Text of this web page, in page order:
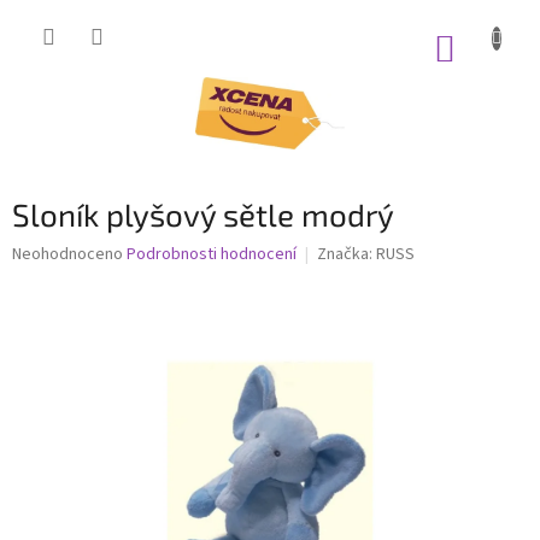
Sloník plyšový sětle modrý
Průměrné
Neohodnoceno Podrobnosti hodnocení Značka: RUSS